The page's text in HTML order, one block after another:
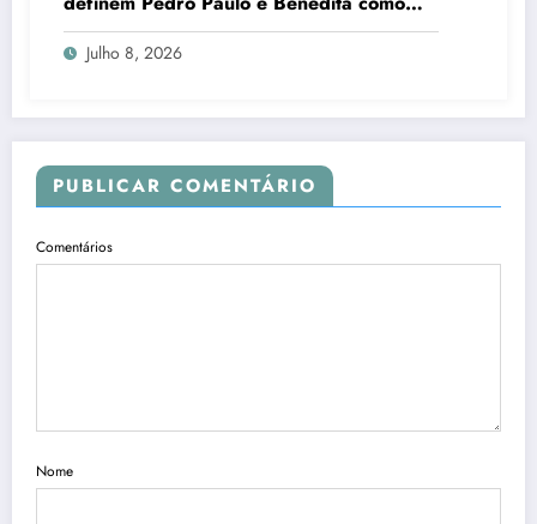
candidatos ao Senado no Rio
Julho 8, 2026
PUBLICAR COMENTÁRIO
Comentários
Nome